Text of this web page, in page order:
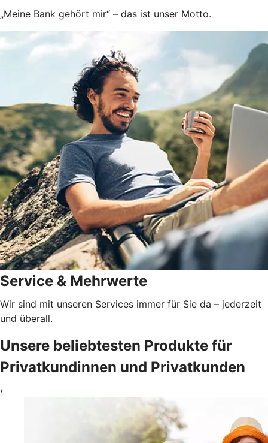
„Meine Bank gehört mir“ – das ist unser Motto.
Service & Mehrwerte
Wir sind mit unseren Services immer für Sie da – jederzeit
und überall.
Unsere beliebtesten Produkte für
Privatkundinnen und Privatkunden
‹